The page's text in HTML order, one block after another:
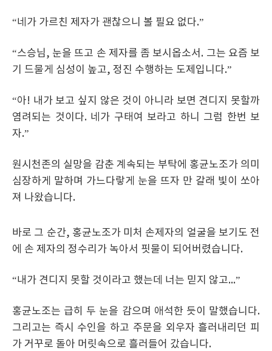
“네가 가르친 제자가 괜찮으니 볼 필요 없다.”
“스승님, 눈을 뜨고 손 제자를 좀 보시옵소서. 그는 요즘 보
기 드물게 심성이 높고, 정진 수행하는 도제입니다.”
“아! 내가 보고 싶지 않은 것이 아니라 보면 견디지 못할까
염려되는 것이다. 네가 구태여 보라고 하니 그럼 한번 보
자.”
원시천존의 실망을 감춘 계속되는 부탁에 홍균노조가 의미
심장하게 말하며 가느다랗게 눈을 뜨자 만 갈래 빛이 쏘아
져 나왔습니다.
바로 그 순간, 홍균노조가 미처 손제자의 얼굴을 보기도 전
에 손 제자의 정수리가 녹아서 핏물이 되어버렸습니다.
“내가 견디지 못할 것이라고 했는데 너는 믿지 않고...”
홍균노조는 급히 두 눈을 감으며 애석한 듯이 말했습니다.
그리고는 즉시 수인을 하고 주문을 외우자 흘러내리던 피
가 거꾸로 돌아 머릿속으로 흘러들어 갔습니다.